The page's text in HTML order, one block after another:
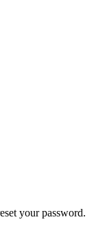
your password.